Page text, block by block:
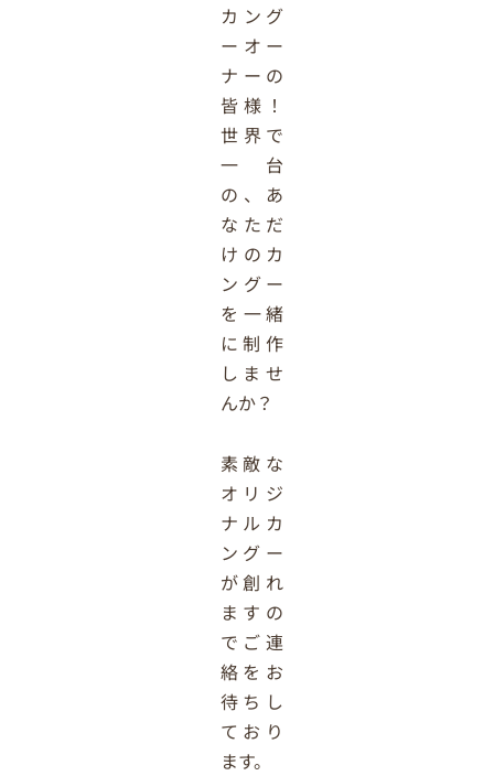
カング
ーオー
ナーの
皆様！
世界で
一台
の、あ
なただ
けのカ
ングー
を一緒
に制作
しませ
んか？
素敵な
オリジ
ナルカ
ングー
が創れ
ますの
でご連
絡をお
待ちし
ており
ます。